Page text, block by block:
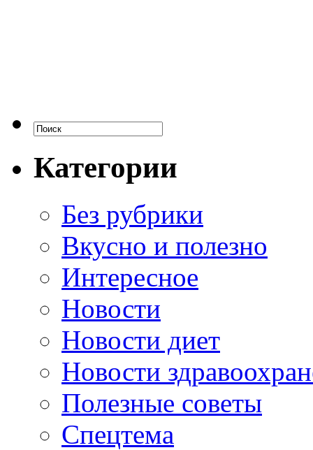
Категории
Без рубрики
Вкусно и полезно
Интересное
Новости
Новости диет
Новости
Полезные советы
Спецтема